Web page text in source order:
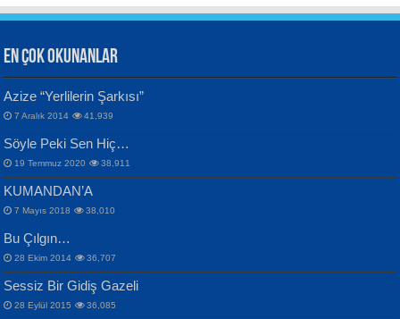
VAHDETTİN YİĞİTCAN
Samimiyet Nedir?...
İPEK ACAR SERT
Gazze’nin Şecaati, Ümmetin İmtihanı...
Bülent Sağlam
Mescid-i Aksâ Üstüne Ay!...
Selahattin Yıldız
İdrakimle Üşürken...
CAHİT SITKI TARANCI
Otuz Beş Yaş Şiiri...
ERDEM BAYAZIT
Sana, Bana, Vatanıma, Ülkemin
İnsanlarına Dair...
EN ÇOK OKUNANLAR
Azize “Yerlilerin Şarkısı”
7 Aralık 2014 41,939
Söyle Peki Sen Hiç…
19 Temmuz 2020 38,911
KUMANDAN’A
7 Mayıs 2018 38,010
Bu Çılgın…
28 Ekim 2014 36,707
Sessiz Bir Gidiş Gazeli
28 Eylül 2015 36,085